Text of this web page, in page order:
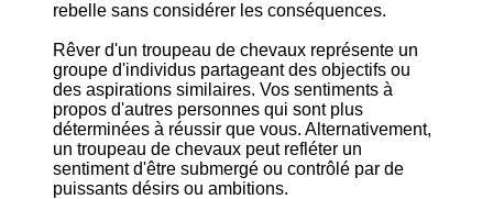
rebelle sans considérer les conséquences.
Rêver d'un troupeau de chevaux représente un
groupe d'individus partageant des objectifs ou
des aspirations similaires. Vos sentiments à
propos d'autres personnes qui sont plus
déterminées à réussir que vous. Alternativement,
un troupeau de chevaux peut refléter un
sentiment d'être submergé ou contrôlé par de
puissants désirs ou ambitions.